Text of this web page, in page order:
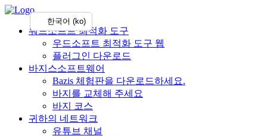
워드소프트 최적화 도구
우드소프트 최적화 도구 웹
플러그인 다운로드
바지스소프트웨어
Bazis 체험판을 다운로드하세요.
바지를 교체해 주세요
바지 코스
귀하의 네트워크
유튜브 채널
한국어 (ko)